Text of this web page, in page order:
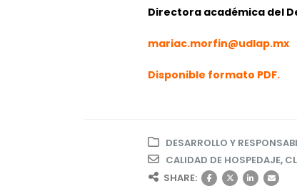
Directora académica del
mariac.morfin@udlap.mx
Disponible formato PDF.
DESARROLLO Y
CALIDAD DE HOSPEDAJE,
SHARE: